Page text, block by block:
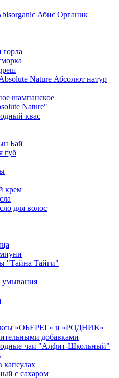
Абис Органик
Абсолют натур
шампанское
Nature"
квас
Бай
губ
крем
для волос
"Тайна Тайги"
умывания
«ОБЕРЕГ» и «РОДНИК»
добавками
чаи "Алфит-Школьный"
с сахаром